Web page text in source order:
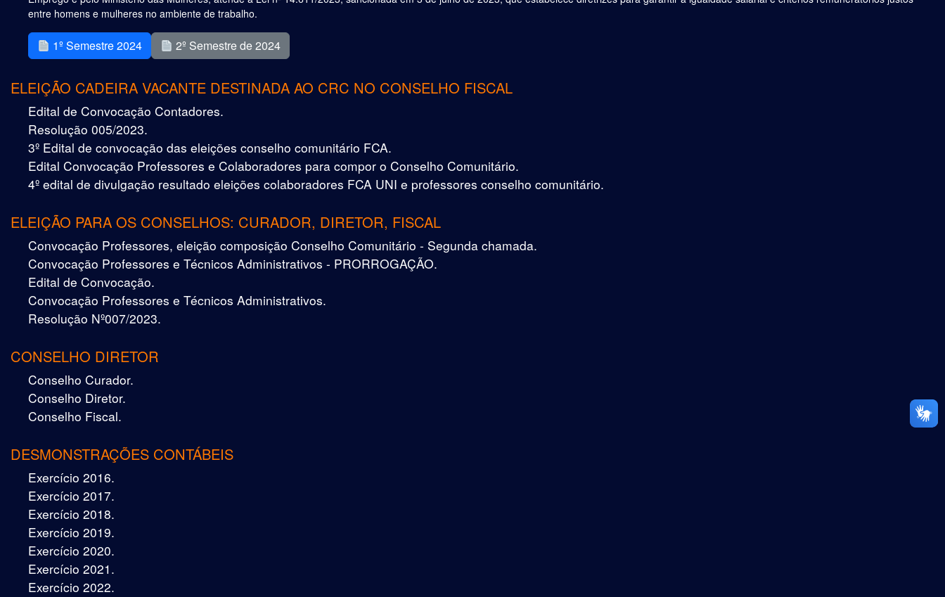
entre homens e mulheres no ambiente de trabalho.
1º Semestre 2024 2º Semestre de 2024
ELEIÇÃO CADEIRA VACANTE DESTINADA AO CRC NO CONSELHO FISCAL
Edital de Convocação Contadores.
Resolução 005/2023.
3º Edital de convocação das eleições conselho comunitário FCA.
Edital Convocação Professores e Colaboradores para compor o Conselho Comunitário.
4º edital de divulgação resultado eleições colaboradores FCA UNI e professores conselho comunitário.
ELEIÇÃO PARA OS CONSELHOS: CURADOR, DIRETOR, FISCAL
Convocação Professores, eleição composição Conselho Comunitário - Segunda chamada.
Convocação Professores e Técnicos Administrativos - PRORROGAÇÃO.
Edital de Convocação.
Convocação Professores e Técnicos Administrativos.
Resolução Nº007/2023.
CONSELHO DIRETOR
Conselho Curador.
Conselho Diretor.
Conselho Fiscal.
DESMONSTRAÇÕES CONTÁBEIS
Exercício 2016.
Exercício 2017.
Exercício 2018.
Exercício 2019.
Exercício 2020.
Exercício 2021.
Exercício 2022.